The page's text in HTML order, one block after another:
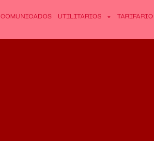
COMUNICADOS UTILITARIOS TARIFARIO